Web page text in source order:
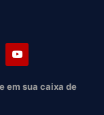
em sua caixa de